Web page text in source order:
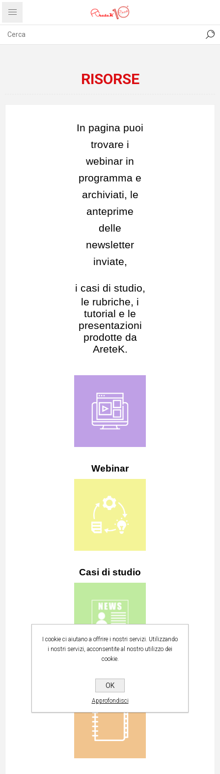
PRIVACY ABOUT US
RISORSE
In pagina puoi
trovare i
webinar in
programma e
archiviati, le
anteprime
delle
newsletter
inviate,
i casi di studio,
le rubriche, i
tutorial e le
presentazioni
prodotte da
AreteK.
Webinar
Casi di studio
I cookie ci aiutano a offrire i nostri servizi. Utilizzando
i nostri servizi, acconsentite al nostro utilizzo dei
cookie.
OK
Approfondisci